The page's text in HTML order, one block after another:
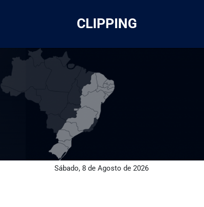
CLIPPING
Sábado, 8 de Agosto de 2026